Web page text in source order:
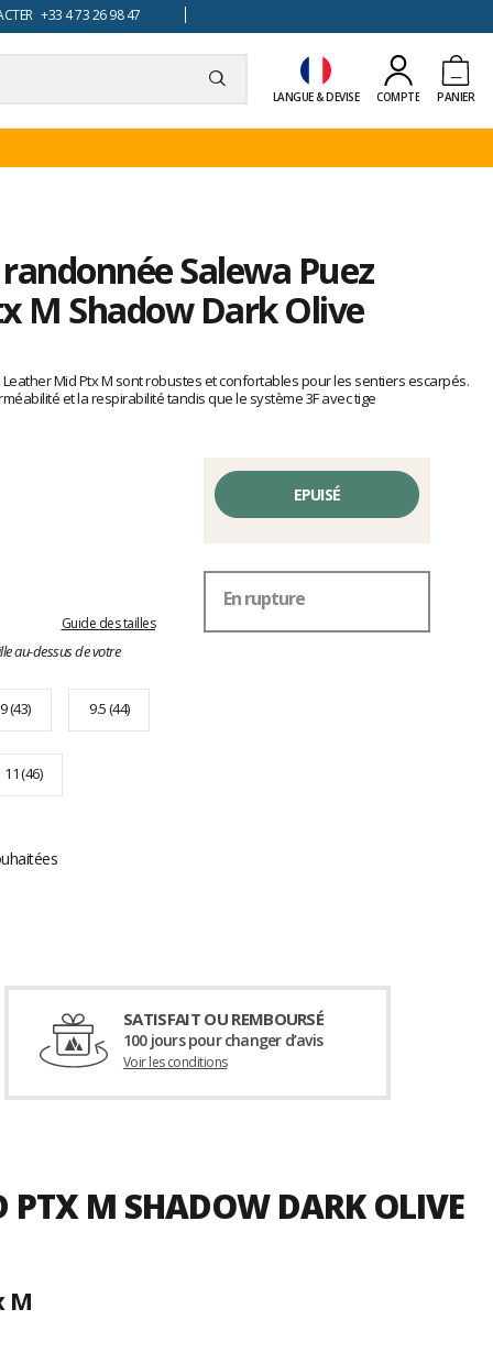
+33 4 73 26 98 47
LANGUE & DEVISE COMPTE PANIER
Salewa Puez
M Shadow Dark Olive
Mid Ptx M sont robustes et confortables pour les sentiers escarpés.
et la respirabilité tandis que le système 3F avec tige
Guide des tailles
au-dessus de votre
9 (43) 9.5 (44)
11 (46)
EPUISÉ
En rupture
SATISFAIT OU REMBOURSÉ
100 jours pour changer d’avis
Voir les conditions
PTX M SHADOW DARK OLIVE
M